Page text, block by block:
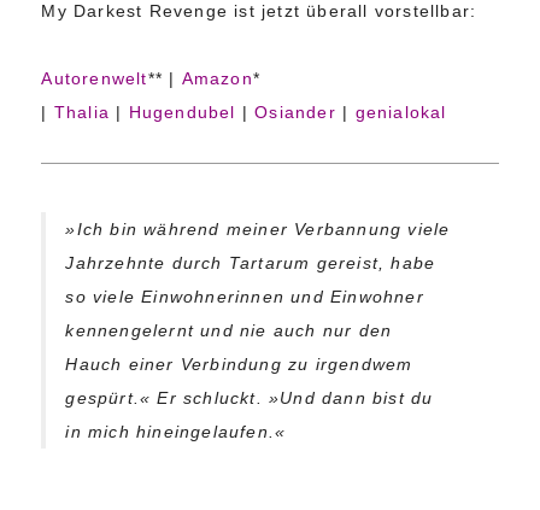
My Darkest Revenge ist jetzt überall vorstellbar:
Autorenwelt** | Amazon*
| Thalia | Hugendubel |Osiander | genialokal
»Ich bin während meiner Verbannung viele
Jahrzehnte durch Tartarum gereist, habe
so viele Einwohnerinnen und Einwohner
kennengelernt und nie auch nur den
Hauch einer Verbindung zu irgendwem
gespürt.« Er schluckt. »Und dann bist du
in mich hineingelaufen.«